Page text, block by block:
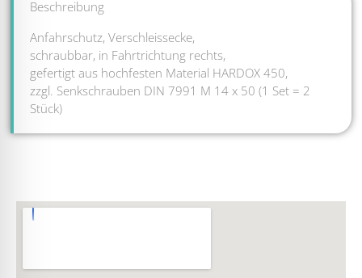
Beschreibung
Anfahrschutz, Verschleissecke,
schraubbar, in Fahrtrichtung rechts,
gefertigt aus hochfesten Material HARDOX 450,
zzgl. Senkschrauben DIN 7991 M 14 x 50 (1 Set = 2
Stück)